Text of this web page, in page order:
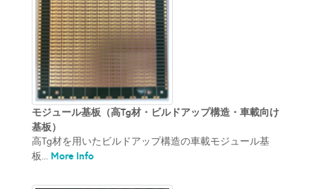
モジュール基板（高Tg材・ビルドアップ構造・車載向け
基板）
高Tg材を用いたビルドアップ構造の車載モジュール基
板... More Info